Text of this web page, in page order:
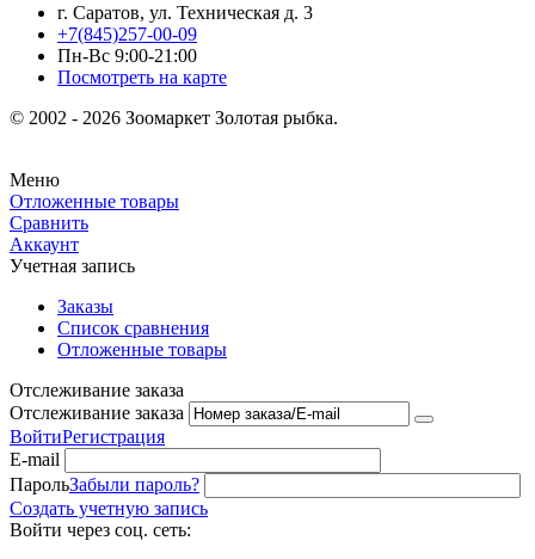
г. Саратов, ул. Техническая д. 3
+7(845)257-00-09
Пн-Вс 9:00-21:00
Посмотреть на карте
© 2002 - 2026 Зоомаркет Золотая рыбка.
Меню
Отложенные товары
Сравнить
Аккаунт
Учетная запись
Заказы
Список сравнения
Отложенные товары
Отслеживание заказа
Отслеживание заказа
ВойтиРегистрация
E-mail
ПарольЗабыли пароль?
Создать учетную запись
Войти через соц. сеть: